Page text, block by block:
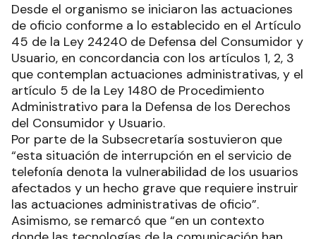
Desde el organismo se iniciaron las actuaciones
de oficio conforme a lo establecido en el Artículo
45 de la Ley 24240 de Defensa del Consumidor y
Usuario, en concordancia con los artículos 1, 2, 3
que contemplan actuaciones administrativas, y el
artículo 5 de la Ley 1480 de Procedimiento
Administrativo para la Defensa de los Derechos
del Consumidor y Usuario.
Por parte de la Subsecretaría sostuvieron que
“esta situación de interrupción en el servicio de
telefonía denota la vulnerabilidad de los usuarios
afectados y un hecho grave que requiere instruir
las actuaciones administrativas de oficio”.
Asimismo, se remarcó que “en un contexto